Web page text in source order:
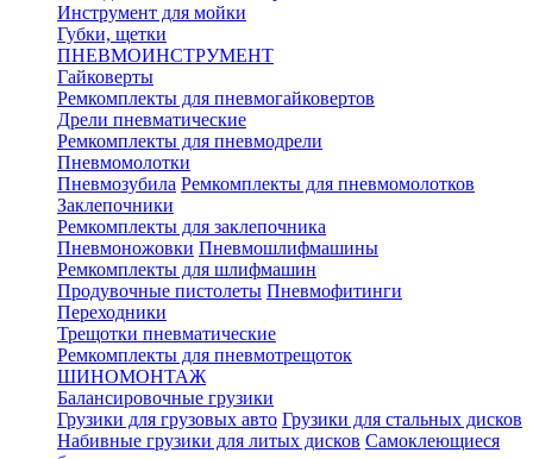
Инструмент для мойки
Губки, щетки
ПНЕВМОИНСТРУМЕНТ
Гайковерты
Ремкомплекты для пневмогайковертов
Дрели пневматические
Ремкомплекты для пневмодрели
Пневмомолотки
Пневмозубила Ремкомплекты для пневмомолотков
Заклепочники
Ремкомплекты для заклепочника
Пневмоножовки Пневмошлифмашины
Ремкомплекты для шлифмашин
Продувочные пистолеты Пневмофитинги
Переходники
Трещотки пневматические
Ремкомплекты для пневмотрещоток
ШИНОМОНТАЖ
Балансировочные грузики
Грузики для грузовых авто Грузики для стальных дисков
Набивные грузики для литых дисков Самоклеющиеся